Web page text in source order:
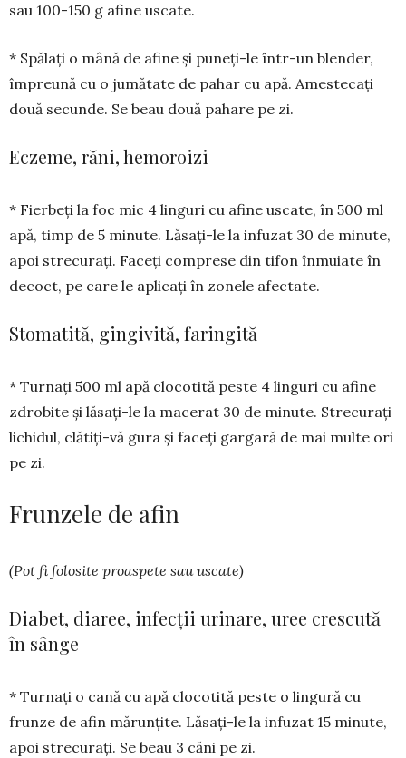
sau 100-150 g afine uscate.
* Spălați o mână de afine și puneți-le în­tr-un blender,
împreună cu o jumătate de pa­har cu apă. Amestecați
două secunde. Se beau două pahare pe zi.
Eczeme, răni, hemoroizi
* Fierbeți la foc mic 4 linguri cu afine uscate, în 500 ml
apă, timp de 5 minute. Lă­sați-le la infuzat 30 de minute,
apoi strecurați. Faceți comprese din tifon înmuiate în
decoct, pe care le aplicați în zonele afectate.
Stomatită, gingivită, faringită
* Turnați 500 ml apă clocotită peste 4 linguri cu afine
zdrobite și lăsați-le la ma­cerat 30 de minute. Strecurați
li­chidul, clătiți-vă gura și faceți gargară de mai multe ori
pe zi.
Frunzele de afin
(Pot fi folosite proaspete sau uscate)
Diabet, diaree, infecții urinare, uree crescută
în sânge
* Turnați o cană cu apă clo­cotită peste o lingură cu
frunze de afin mărunțite. Lăsați-le la infuzat 15 minute,
apoi strecurați. Se beau 3 căni pe zi.